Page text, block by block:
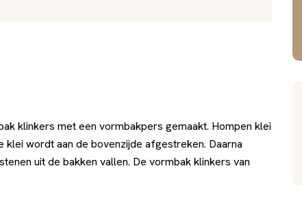
klinkers met een vormbakpers gemaakt. Hompen klei
wordt aan de bovenzijde afgestreken. Daarna
uit de bakken vallen. De vormbak klinkers van